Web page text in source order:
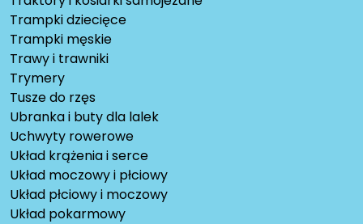
Trampki dziecięce
Trampki męskie
Trawy i trawniki
Trymery
Tusze do rzęs
Ubranka i buty dla lalek
Uchwyty rowerowe
Układ krążenia i serce
Układ moczowy i płciowy
Układ płciowy i moczowy
Układ pokarmowy